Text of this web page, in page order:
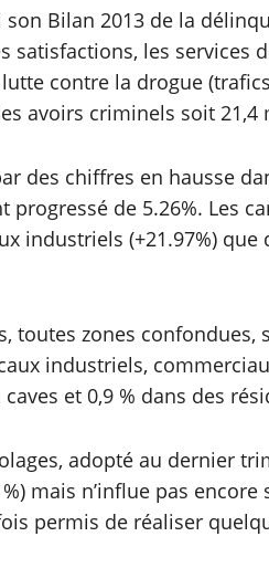
Bilan 2013 de la
les services
contre la drogue
avoirs criminels soit 21,4
des chiffres en hausse
de 5.26%. Les
industriels (+21.97%) que
toutes zones
industriels,
et 0,9 % dans des
adopté au dernier
mais n’influe pas
permis de réaliser